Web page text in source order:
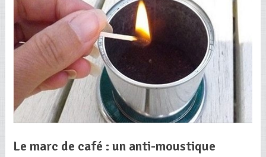
Le marc de café : un anti-moustique